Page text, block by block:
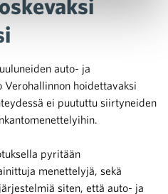
auto- ja
hoidettavaksi
ei puututtu siirtyneiden
pyritään
menettelyjä, sekä
siten, että auto- ja